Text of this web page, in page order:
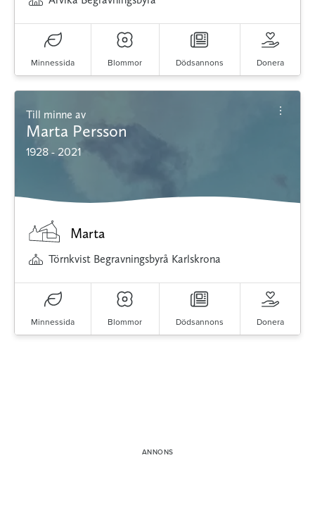
Minnessida Blommor Dödsannons Donera
Till minne av
Marta Persson
1928 - 2021
Marta
Törnkvist Begravningsbyrå Karlskrona
Minnessida Blommor Dödsannons Donera